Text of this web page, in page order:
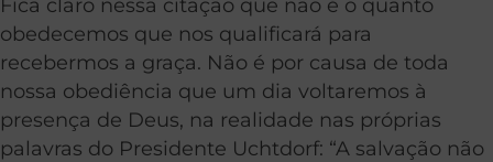
Fica claro nessa citação que não é o quanto
obedecemos que nos qualificará para
recebermos a graça. Não é por causa de toda
nossa obediência que um dia voltaremos à
presença de Deus, na realidade nas próprias
palavras do Presidente Uchtdorf: “A salvação não